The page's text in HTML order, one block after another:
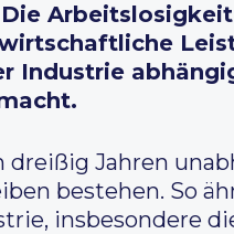
Industrie
dreißig Jahren
bestehen. So
insbesondere